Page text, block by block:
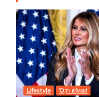
Lifestyle Ό,τι είναι!